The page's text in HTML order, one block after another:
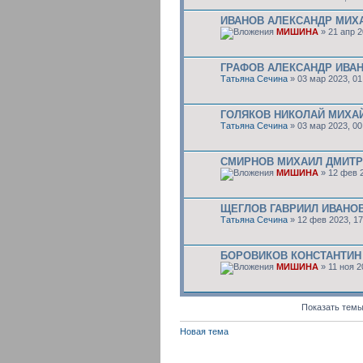
ИВАНОВ АЛЕКСАНДР
МИШИНА » 21 апр
ГРАФОВ АЛЕКСАНДР
Татьяна Сечина » 03 мар 2023,
ГОЛЯКОВ НИКОЛАЙ
Татьяна Сечина » 03 мар 2023,
СМИРНОВ МИХАИЛ
МИШИНА » 12 фев
ЩЕГЛОВ ГАВРИИЛ
Татьяна Сечина » 12 фев 2023,
БОРОВИКОВ КОНСТАНТИН
МИШИНА » 11 ноя
Показать
Новая тема